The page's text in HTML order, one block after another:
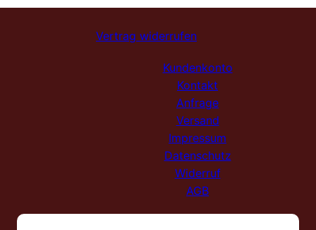
Vertrag widerrufen
Kundenkonto
Kontakt
Anfrage
Versand
Impressum
Datenschutz
Widerruf
AGB